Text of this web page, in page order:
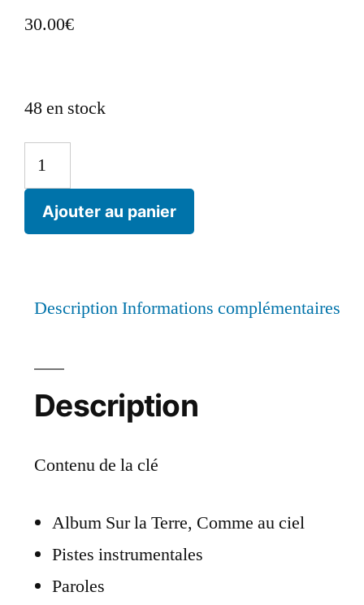
30.00€
48 en stock
Ajouter au panier
DescriptionInformations complémentaires
Description
Contenu de la clé
Album Sur la Terre, Comme au ciel
Pistes instrumentales
Paroles